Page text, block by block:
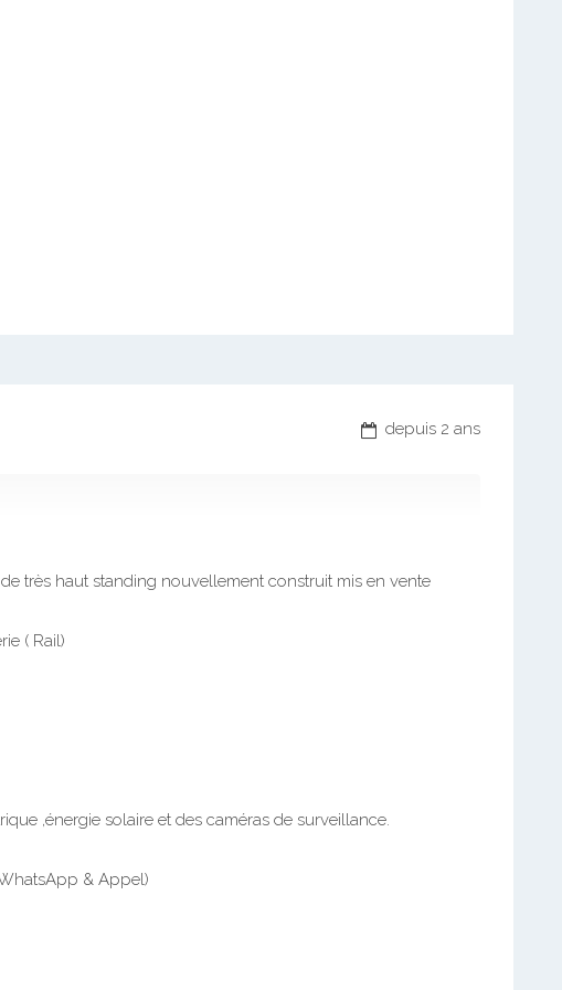
depuis 2 ans
de très haut standing nouvellement construit mis en vente
( Rail)
,énergie solaire et des caméras de surveillance.
& Appel)